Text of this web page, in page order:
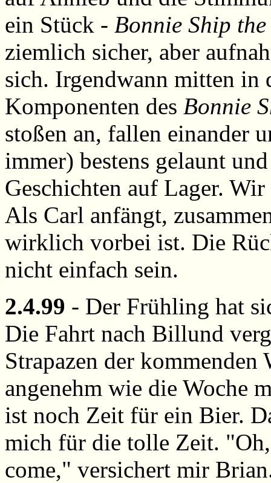
ein Stück - Bonnie Ship
ziemlich sicher, aber
sich. Irgendwann mitten in
Komponenten des Bonnie
stoßen an, fallen einander
immer) bestens gelaunt
Geschichten auf Lager.
Als Carl anfängt,
wirklich vorbei ist. Die
nicht einfach sein.
2.4.99 - Der Frühling hat
Die Fahrt nach Billund
Strapazen der
angenehm wie die Woche
ist noch Zeit für ein Bier.
mich für die tolle Zeit.
come," versichert mir